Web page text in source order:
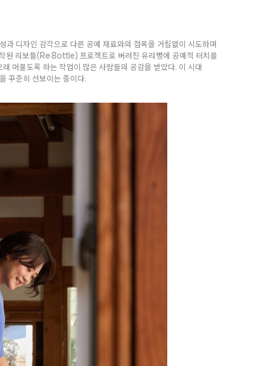
과 디자인 감각으로 다른 공예 재료와의 접목을 거침없이 시도하며
된 리보틀(Re:Bottle) 프로젝트로 버려진 유리병에 공예적 터치를
머물도록 하는 작업이 많은 사람들의 공감을 받았다. 이 시대
꾸준히 선보이는 중이다.